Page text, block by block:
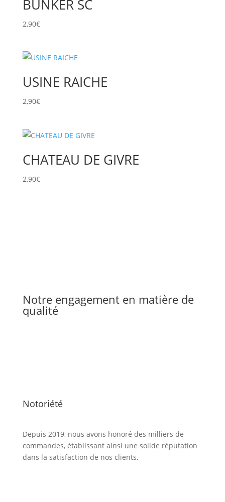
BUNKER SC
2,90€
USINE RAICHE
2,90€
CHATEAU DE GIVRE
2,90€
Notre engagement en matière de
qualité
Notoriété
Depuis 2019, nous avons honoré des milliers de
commandes, établissant ainsi une solide réputation
dans la satisfaction de nos clients.